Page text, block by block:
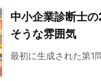
中小企業診断士
そうな雰囲気
最初に生成された第1